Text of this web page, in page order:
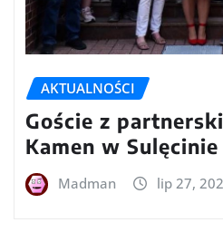
AKTUALNOŚCI
Goście z
Kamen w Sulęcinie
Madman lip 27,